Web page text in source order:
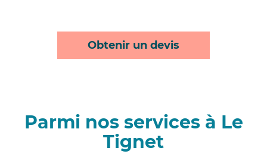
Obtenir un devis
Parmi nos services à Le
Tignet